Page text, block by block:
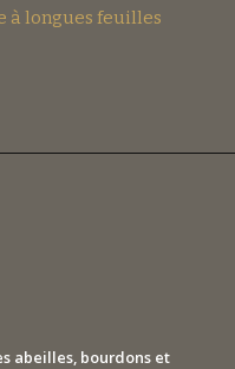
à longues feuilles
abeilles, bourdons et